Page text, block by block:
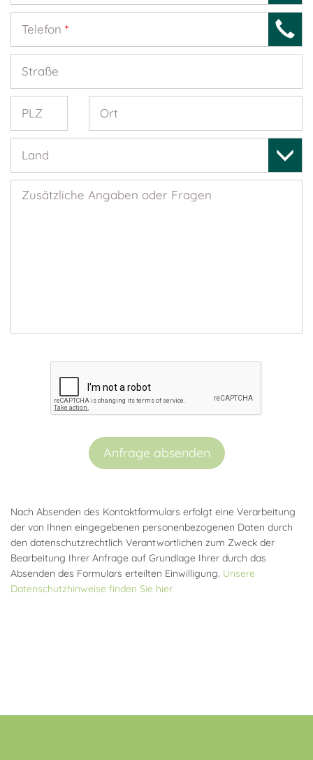
Telefon *
Straße
PLZ Ort
Land
Zusätzliche Angaben oder Fragen
Anfrage absenden
Nach Absenden des Kontaktformulars erfolgt eine Verarbeitung
der von Ihnen eingegebenen personenbezogenen Daten durch
den datenschutzrechtlich Verantwortlichen zum Zweck der
Bearbeitung Ihrer Anfrage auf Grundlage Ihrer durch das
Absenden des Formulars erteilten Einwilligung. Unsere
Datenschutzhinweise finden Sie hier.